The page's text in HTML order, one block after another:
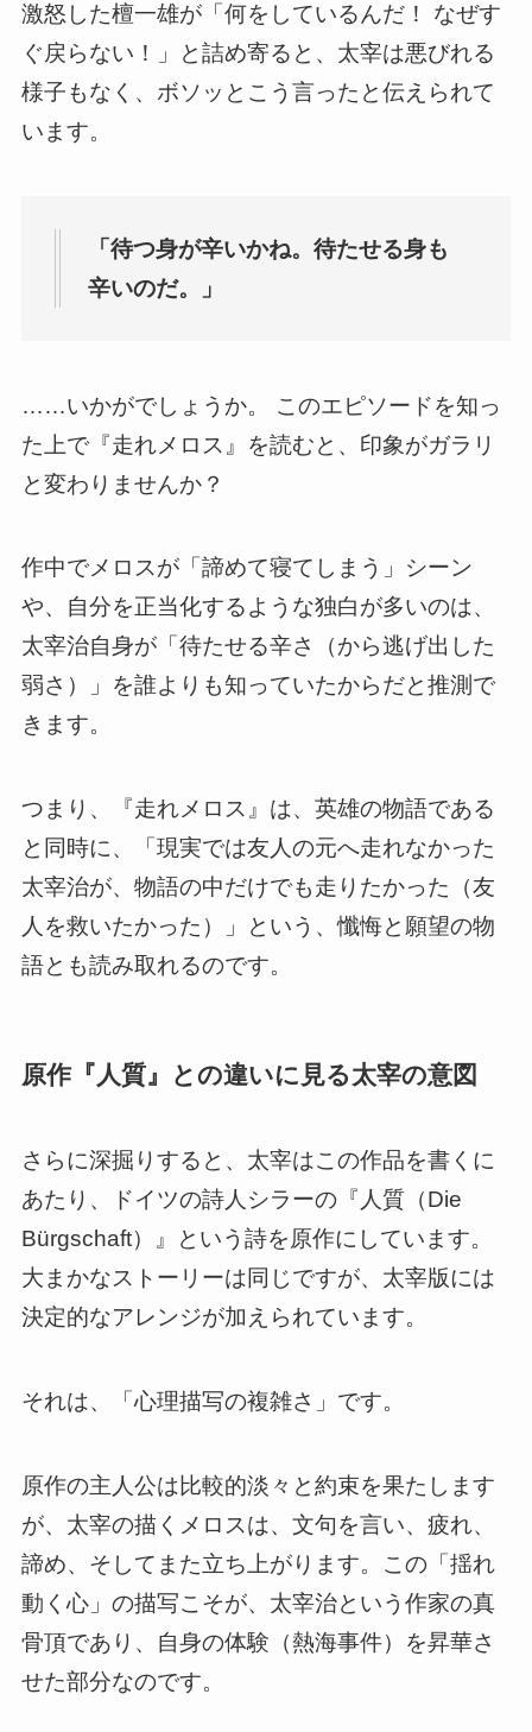
激怒した檀一雄が「何をしているんだ！ なぜす
ぐ戻らない！」と詰め寄ると、太宰は悪びれる
様子もなく、ボソッとこう言ったと伝えられて
います。
「待つ身が辛いかね。待たせる身も
辛いのだ。」
……いかがでしょうか。 このエピソードを知っ
た上で『走れメロス』を読むと、印象がガラリ
と変わりませんか？
作中でメロスが「諦めて寝てしまう」シーン
や、自分を正当化するような独白が多いのは、
太宰治自身が「待たせる辛さ（から逃げ出した
弱さ）」を誰よりも知っていたからだと推測で
きます。
つまり、『走れメロス』は、英雄の物語である
と同時に、「現実では友人の元へ走れなかった
太宰治が、物語の中だけでも走りたかった（友
人を救いたかった）」という、懺悔と願望の物
語とも読み取れるのです。
原作『人質』との違いに見る太宰の意図
さらに深掘りすると、太宰はこの作品を書くに
あたり、ドイツの詩人シラーの『人質（Die
Bürgschaft）』という詩を原作にしています。
大まかなストーリーは同じですが、太宰版には
決定的なアレンジが加えられています。
それは、「心理描写の複雑さ」です。
原作の主人公は比較的淡々と約束を果たします
が、太宰の描くメロスは、文句を言い、疲れ、
諦め、そしてまた立ち上がります。この「揺れ
動く心」の描写こそが、太宰治という作家の真
骨頂であり、自身の体験（熱海事件）を昇華さ
せた部分なのです。